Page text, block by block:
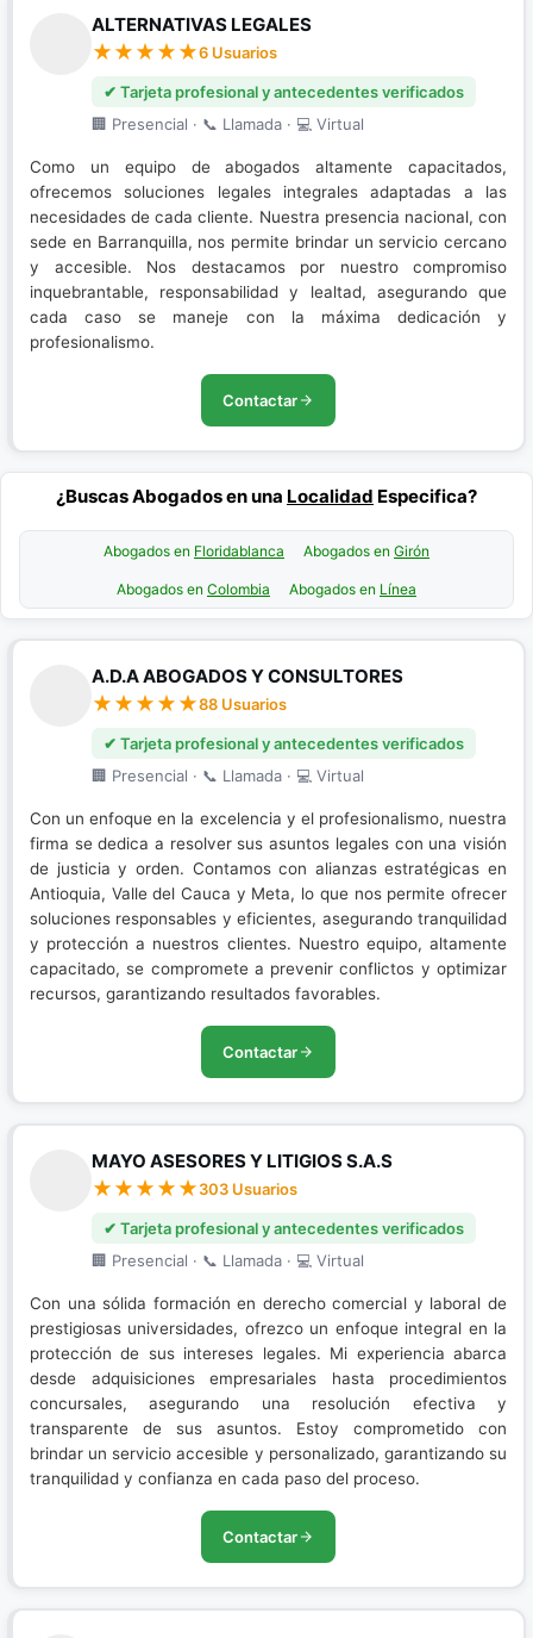
ALTERNATIVAS LEGALES
6 Usuarios
✔ Tarjeta profesional y antecedentes verificados
🏢 Presencial · 📞 Llamada · 💻 Virtual
Como un equipo de abogados altamente capacitados,
ofrecemos soluciones legales integrales adaptadas a las
necesidades de cada cliente. Nuestra presencia nacional, con
sede en Barranquilla, nos permite brindar un servicio cercano
y accesible. Nos destacamos por nuestro compromiso
inquebrantable, responsabilidad y lealtad, asegurando que
cada caso se maneje con la máxima dedicación y
profesionalismo.
Contactar
¿Buscas Abogados en una Localidad Especifica?
Abogados en Floridablanca Abogados en Girón
Abogados en Colombia Abogados en Línea
A.D.A ABOGADOS Y CONSULTORES
88 Usuarios
✔ Tarjeta profesional y antecedentes verificados
🏢 Presencial · 📞 Llamada · 💻 Virtual
Con un enfoque en la excelencia y el profesionalismo, nuestra
firma se dedica a resolver sus asuntos legales con una visión
de justicia y orden. Contamos con alianzas estratégicas en
Antioquia, Valle del Cauca y Meta, lo que nos permite ofrecer
soluciones responsables y eficientes, asegurando tranquilidad
y protección a nuestros clientes. Nuestro equipo, altamente
capacitado, se compromete a prevenir conflictos y optimizar
recursos, garantizando resultados favorables.
Contactar
MAYO ASESORES Y LITIGIOS S.A.S
303 Usuarios
✔ Tarjeta profesional y antecedentes verificados
🏢 Presencial · 📞 Llamada · 💻 Virtual
Con una sólida formación en derecho comercial y laboral de
prestigiosas universidades, ofrezco un enfoque integral en la
protección de sus intereses legales. Mi experiencia abarca
desde adquisiciones empresariales hasta procedimientos
concursales, asegurando una resolución efectiva y
transparente de sus asuntos. Estoy comprometido con
brindar un servicio accesible y personalizado, garantizando su
tranquilidad y confianza en cada paso del proceso.
Contactar